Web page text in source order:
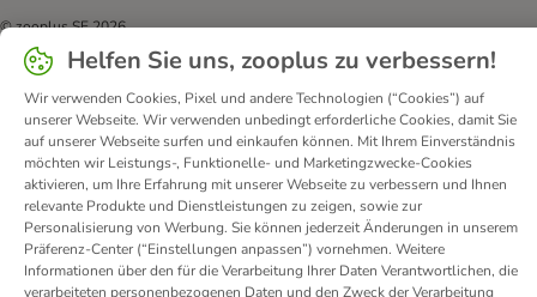
© zooplus SE2026
Helfen Sie uns, zooplus zu verbessern!
Wir verwenden Cookies, Pixel und andere Technologien (“Cookies”) auf
unserer Webseite. Wir verwenden unbedingt erforderliche Cookies, damit Sie
auf unserer Webseite surfen und einkaufen können. Mit Ihrem Einverständnis
möchten wir Leistungs-, Funktionelle- und Marketingzwecke-Cookies
aktivieren, um Ihre Erfahrung mit unserer Webseite zu verbessern und Ihnen
relevante Produkte und Dienstleistungen zu zeigen, sowie zur
Personalisierung von Werbung. Sie können jederzeit Änderungen in unserem
Präferenz-Center (“Einstellungen anpassen”) vornehmen. Weitere
Informationen über den für die Verarbeitung Ihrer Daten Verantwortlichen, die
verarbeiteten personenbezogenen Daten und den Zweck der Verarbeitung